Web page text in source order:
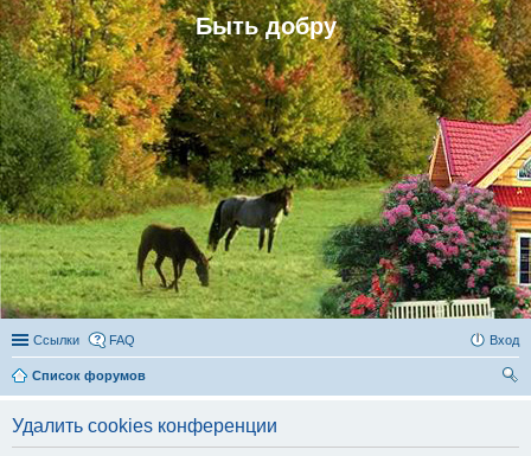
Быть добру
Ссылки FAQ Вход
Список форумов
Удалить cookies конференции